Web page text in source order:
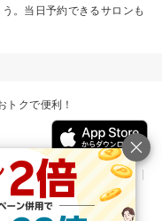
。当日予約できるサロンも
トクで便利！
リリース情報
利用規約